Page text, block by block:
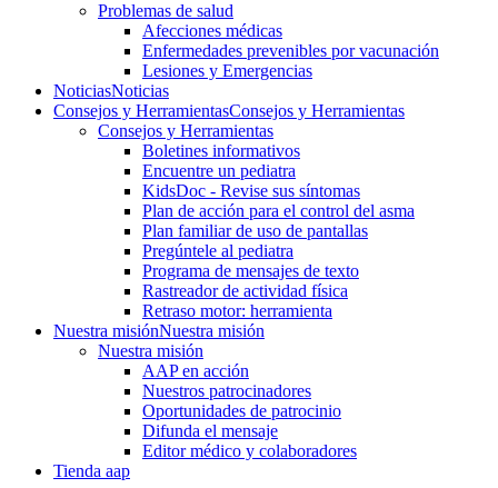
Problemas de salud
Afecciones médicas
Enfermedades prevenibles por vacunación
Lesiones y Emergencias
NoticiasNoticias
Consejos y HerramientasConsejos y Herramientas
Consejos y Herramientas
Boletines informativos
Encuentre un pediatra
KidsDoc - Revise sus síntomas
Plan de acción para el control del asma
Plan familiar de uso de pantallas
Pregúntele al pediatra
Programa de mensajes de texto
Rastre​​ador de activida​d física
Retraso motor: herramienta
Nuestra misiónNuestra misión
Nuestra misión
AAP en acción
Nuestros patrocinadores
Oportunidades de patrocinio
Difunda el mensaje
Editor médico y colaboradores
Tienda aap